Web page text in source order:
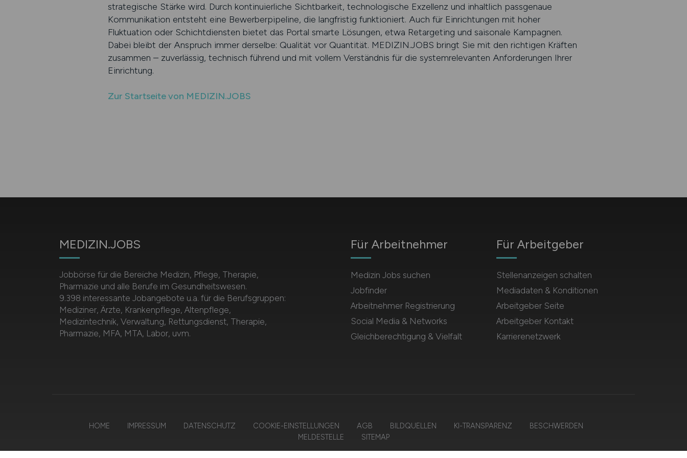
strategische Stärke wird. Durch kontinuierliche Sichtbarkeit, technologische Exzellenz und inhaltlich passgenaue
Kommunikation entsteht eine Bewerberpipeline, die langfristig funktioniert. Auch für Einrichtungen mit hoher
Fluktuation oder Schichtdiensten bietet das Portal smarte Lösungen, etwa Retargeting und saisonale Kampagnen.
Dabei bleibt der Anspruch immer derselbe: Qualität vor Quantität. MEDIZIN.JOBS bringt Sie mit den richtigen Kräften
zusammen – zuverlässig, technisch führend und mit vollem Verständnis für die systemrelevanten Anforderungen Ihrer
Einrichtung.
Zur Startseite von MEDIZIN.JOBS
MEDIZIN.JOBS
Jobbörse für die Bereiche Medizin, Pflege, Therapie,
Pharmazie und alle Berufe im Gesundheitswesen.
9.398 interessante Jobangebote u.a. für die Berufsgruppen:
Mediziner, Ärzte, Krankenpflege, Altenpflege,
Medizintechnik, Verwaltung, Rettungsdienst, Therapie,
Pharmazie, MFA, MTA, Labor, uvm.
Für Arbeitnehmer
Medizin Jobs suchen
Jobfinder
Arbeitnehmer Registrierung
Social Media & Networks
Gleichberechtigung & Vielfalt
Für Arbeitgeber
Stellenanzeigen schalten
Mediadaten & Konditionen
Arbeitgeber Seite
Arbeitgeber Kontakt
Karrierenetzwerk
HOME IMPRESSUM DATENSCHUTZ COOKIE-EINSTELLUNGEN AGB BILDQUELLEN KI-TRANSPARENZ
BESCHWERDEN
MELDESTELLE
SITEMAP